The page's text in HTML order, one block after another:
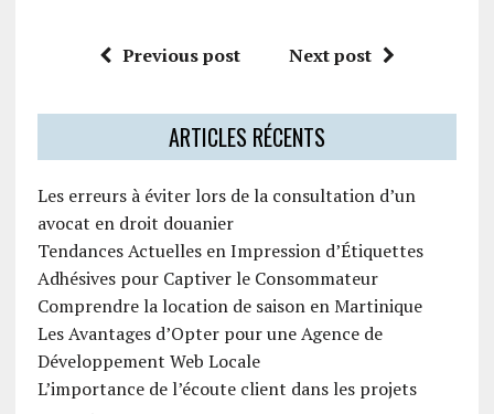
Previous post Next post
ARTICLES RÉCENTS
Les erreurs à éviter lors de la consultation d’un
avocat en droit douanier
Tendances Actuelles en Impression d’Étiquettes
Adhésives pour Captiver le Consommateur
Comprendre la location de saison en Martinique
Les Avantages d’Opter pour une Agence de
Développement Web Locale
L’importance de l’écoute client dans les projets